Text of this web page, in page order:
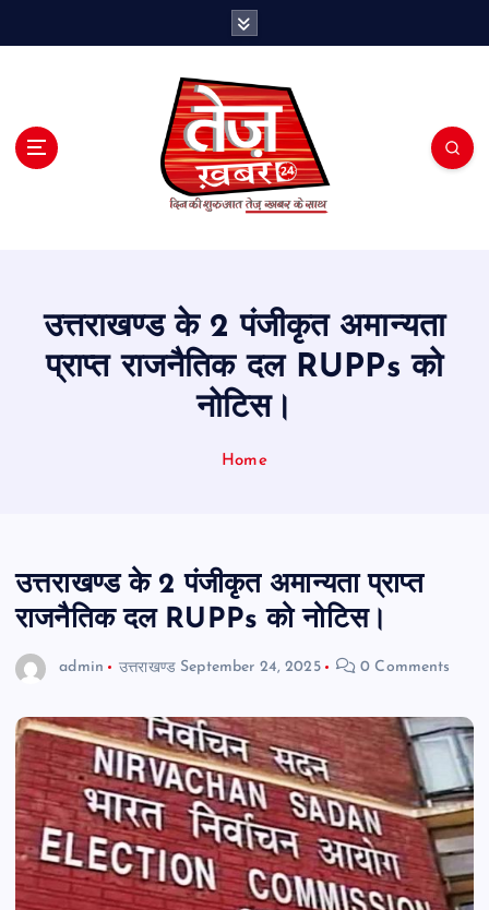
उत्तराखण्ड के 2 पंजीकृत अमान्यता
प्राप्त राजनैतिक दल RUPPs को
नोटिस।
Home
उत्तराखण्ड के 2 पंजीकृत अमान्यता प्राप्त
राजनैतिक दल RUPPs को नोटिस।
admin उत्तराखण्ड September 24, 2025 0 Comments